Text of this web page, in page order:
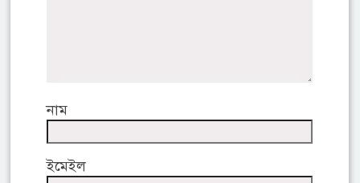
নাম
ইমেইল